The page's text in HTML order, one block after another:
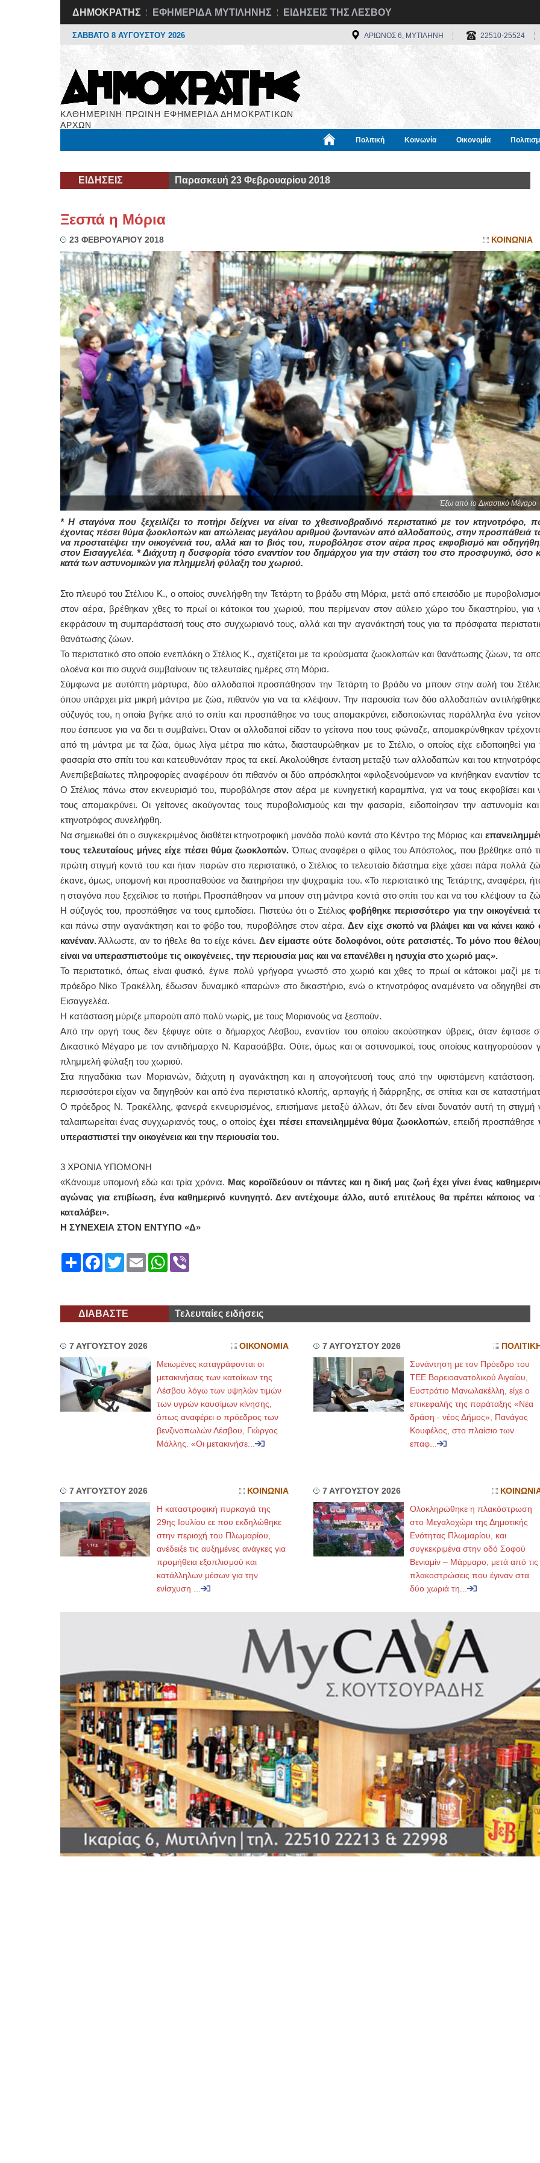
ΔΗΜΟΚΡΑΤΗΣ ΕΦΗΜΕΡΙΔΑ ΜΥΤΙΛΗΝΗΣ ΕΙΔΗΣΕΙΣ ΤΗΣ ΛΕΣΒΟΥ
ΣΑΒΒΑΤΟ 8 ΑΥΓΟΥΣΤΟΥ 2026 ΑΡΙΩΝΟΣ 6, ΜΥΤΙΛΗΝΗ 22510-25524
ΚΑΘΗΜΕΡΙΝΗ ΠΡΩΙΝΗ ΕΦΗΜΕΡΙΔΑ ΔΗΜΟΚΡΑΤΙΚΩΝ
ΑΡΧΩΝ
Πολιτική Κοινωνία Οικονομία
ΕΙΔΗΣΕΙΣ Παρασκευή 23 Φεβρουαρίου 2018
Ξεσπά η Μόρια
23 ΦΕΒΡΟΥΑΡΙΟΥ 2018 ΚΟΙΝΩΝΙΑ
Έξω από το Δικαστικό Μέγαρο
* Η σταγόνα που ξεχειλίζει το ποτήρι δείχνει να είναι το χθεσινοβραδινό περιστατικό με τον κτηνοτρόφο,
έχοντας πέσει θύμα ζωοκλοπών και απώλειας μεγάλου αριθμού ζωντανών από αλλοδαπούς, στην προσπάθειά
να προστατέψει την οικογένειά του, αλλά και το βιός του, πυροβόλησε στον αέρα προς εκφοβισμό και
στον Εισαγγελέα. * Διάχυτη η δυσφορία τόσο εναντίον του δημάρχου για την στάση του στο προσφυγικό, όσο
κατά των αστυνομικών για πλημμελή φύλαξη του χωριού.
Στο πλευρό του Στέλιου Κ., ο οποίος συνελήφθη την Τετάρτη το βράδυ στη Μόρια, μετά από επεισόδιο με
στον αέρα, βρέθηκαν χθες το πρωί οι κάτοικοι του χωριού, που περίμεναν στον αύλειο χώρο του δικαστηρίου, για
εκφράσουν τη συμπαράστασή τους στο συγχωριανό τους, αλλά και την αγανάκτησή τους για τα πρόσφατα
θανάτωσης ζώων.
Το περιστατικό στο οποίο ενεπλάκη ο Στέλιος Κ., σχετίζεται με τα κρούσματα ζωοκλοπών και θανάτωσης ζώων, τα
ολοένα και πιο συχνά συμβαίνουν τις τελευταίες ημέρες στη Μόρια.
Σύμφωνα με αυτόπτη μάρτυρα, δύο αλλοδαποί προσπάθησαν την Τετάρτη το βράδυ να μπουν στην αυλή του
όπου υπάρχει μία μικρή μάντρα με ζώα, πιθανόν για να τα κλέψουν. Την παρουσία των δύο αλλοδαπών
σύζυγός του, η οποία βγήκε από το σπίτι και προσπάθησε να τους απομακρύνει, ειδοποιώντας παράλληλα ένα
που έσπευσε για να δει τι συμβαίνει. Όταν οι αλλοδαποί είδαν το γείτονα που τους φώναζε, απομακρύνθηκαν
από τη μάντρα με τα ζώα, όμως λίγα μέτρα πιο κάτω, διασταυρώθηκαν με το Στέλιο, ο οποίος είχε ειδοποιηθεί για
φασαρία στο σπίτι του και κατευθυνόταν προς τα εκεί. Ακολούθησε ένταση μεταξύ των αλλοδαπών και του
Ανεπιβεβαίωτες πληροφορίες αναφέρουν ότι πιθανόν οι δύο απρόσκλητοι «φιλοξενούμενοι» να κινήθηκαν εναντίον
Ο Στέλιος πάνω στον εκνευρισμό του, πυροβόλησε στον αέρα με κυνηγετική καραμπίνα, για να τους εκφοβίσει και
τους απομακρύνει. Οι γείτονες ακούγοντας τους πυροβολισμούς και την φασαρία, ειδοποίησαν την αστυνομία
κτηνοτρόφος συνελήφθη.
Να σημειωθεί ότι ο συγκεκριμένος διαθέτει κτηνοτροφική μονάδα πολύ κοντά στο Κέντρο της Μόριας και
τους τελευταίους μήνες είχε πέσει θύμα ζωοκλοπών. Όπως αναφέρει ο φίλος του Απόστολος, που βρέθηκε από
πρώτη στιγμή κοντά του και ήταν παρών στο περιστατικό, ο Στέλιος το τελευταίο διάστημα είχε χάσει πάρα πολλά
έκανε, όμως, υπομονή και προσπαθούσε να διατηρήσει την ψυχραιμία του. «Το περιστατικό της Τετάρτης, αναφέρει,
η σταγόνα που ξεχείλισε το ποτήρι. Προσπάθησαν να μπουν στη μάντρα κοντά στο σπίτι του και να του κλέψουν τα
Η σύζυγός του, προσπάθησε να τους εμποδίσει. Πιστεύω ότι ο Στέλιος φοβήθηκε περισσότερο για την οικογένειά
και πάνω στην αγανάκτηση και το φόβο του, πυροβόλησε στον αέρα.Δεν είχε σκοπό να βλάψει και να κάνει κακό
κανέναν.Άλλωστε, αν το ήθελε θα το είχε κάνει. Δεν είμαστε ούτε δολοφόνοι, ούτε ρατσιστές. Το μόνο που
είναι να υπερασπιστούμε τις οικογένειες, την περιουσία μας και να επανέλθει η ησυχία στο χωριό μας».
Το περιστατικό, όπως είναι φυσικό, έγινε πολύ γρήγορα γνωστό στο χωριό και χθες το πρωί οι κάτοικοι μαζί με
πρόεδρο Νίκο Τρακέλλη, έδωσαν δυναμικό «παρών» στο δικαστήριο, ενώ ο κτηνοτρόφος αναμένετο να οδηγηθεί
Εισαγγελέα.
Η κατάσταση μύριζε μπαρούτι από πολύ νωρίς, με τους Μοριανούς να ξεσπούν.
Από την οργή τους δεν ξέφυγε ούτε ο δήμαρχος Λέσβου, εναντίον του οποίου ακούστηκαν ύβρεις, όταν έφτασε
Δικαστικό Μέγαρο με τον αντιδήμαρχο Ν. Καρασάββα. Ούτε, όμως και οι αστυνομικοί, τους οποίους κατηγορούσαν
πλημμελή φύλαξη του χωριού.
Στα πηγαδάκια των Μοριανών, διάχυτη η αγανάκτηση και η απογοήτευσή τους από την υφιστάμενη κατάσταση.
περισσότεροι είχαν να διηγηθούν και από ένα περιστατικό κλοπής, αρπαγής ή διάρρηξης, σε σπίτια και σε
Ο πρόεδρος Ν. Τρακέλλης, φανερά εκνευρισμένος, επισήμανε μεταξύ άλλων, ότι δεν είναι δυνατόν αυτή τη στιγμή
ταλαιπωρείται ένας συγχωριανός τους, ο οποίοςέχει πέσει επανειλημμένα θύμα ζωοκλοπών, επειδή προσπάθησε
υπερασπιστεί την οικογένεια και την περιουσία του.
3 ΧΡΟΝΙΑ ΥΠΟΜΟΝΗ
«Κάνουμε υπομονή εδώ και τρία χρόνια. Μας κοροϊδεύουν οι πάντες και η δική μας ζωή έχει γίνει ένας
αγώνας για επιβίωση, ένα καθημερινό κυνηγητό. Δεν αντέχουμε άλλο, αυτό επιτέλους θα πρέπει κάποιος να
καταλάβει».
Η ΣΥΝΕΧΕΙΑ ΣΤΟΝ ΕΝΤΥΠΟ «Δ»
ShareFacebook
TwitterEmailWhatsApp
Viber
ΔΙΑΒΑΣΤΕ Τελευταίες ειδήσεις
7 ΑΥΓΟΥΣΤΟΥ 2026 ΟΙΚΟΝΟΜΙΑ
Μειωμένες καταγράφονται οι
μετακινήσεις των κατοίκων της
Λέσβου λόγω των υψηλών τιμών
των υγρών καυσίμων κίνησης,
όπως αναφέρει ο πρόεδρος των
βενζινοπωλών Λέσβου, Γιώργος
Μάλλης. «Οι μετακινήσε...
7 ΑΥΓΟΥΣΤΟΥ 2026 ΠΟΛΙΤΙΚΗ
Συνάντηση με τον Πρόεδρο του
ΤΕΕ Βορειοανατολικού Αιγαίου,
Ευστράτιο Μανωλακέλλη, είχε ο
επικεφαλής της παράταξης «Νέα
δράση - νέος Δήμος», Πανάγος
Κουφέλος, στο πλαίσιο των
επαφ...
7 ΑΥΓΟΥΣΤΟΥ 2026 ΚΟΙΝΩΝΙΑ
Η καταστροφική πυρκαγιά της
29ης Ιουλίου εε που εκδηλώθηκε
στην περιοχή του Πλωμαρίου,
ανέδειξε τις αυξημένες ανάγκες για
προμήθεια εξοπλισμού και
κατάλληλων μέσων για την
ενίσχυση ...
7 ΑΥΓΟΥΣΤΟΥ 2026
Ολοκληρώθηκε η πλακόστρωση
στο Μεγαλοχώρι της Δημοτικής
Ενότητας Πλωμαρίου, και
συγκεκριμένα στην οδό Σοφού
Βενιαμίν – Μάρμαρο, μετά από τις
πλακοστρώσεις που έγιναν στα
δύο χωριά τη...
ΟΦΘΑΛΜΙΑΤΡΟΣ
Διδάκτωρ Ιατρικής Σχολής
Πανεπιστημίου Αθηνών
Καλλιπόλεως 3,Νέα Σμύρνη,
τηλ:210-9320215
Έλενα Μπούμπα
Στρατιωτικός Ιατρός
Διδ.Παν.Αθηνών
Διπλωματούχος Ευρ.Ακαδημίας
Πάρνηθας 95-97 Αχαρναί
2102467085 & 6938502258
email- elenboumpa@gmail.com